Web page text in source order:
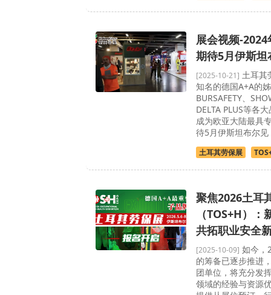
展会视频-
期待5月伊斯坦
[2025-10-21] 土耳其
知名的德国A+A的
BURSAFETY、
DELTA PLUS等各
成为欧亚大陆最具
待5月伊斯坦布尔见
土耳其劳保展
聚焦2026土耳
（TOS+H）
共拓职业安全
[2025-10-09] 如今，
的筹备已逐步推进
团单位，将充分发
领域的经验与资源